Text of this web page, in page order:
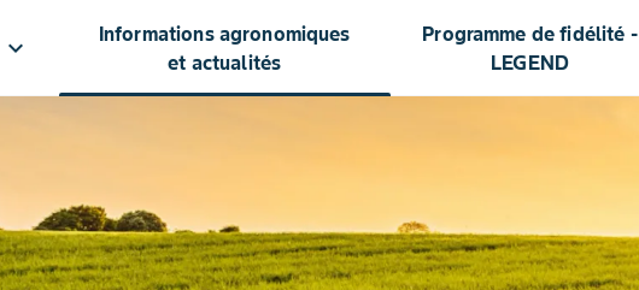
keyboard_arrow_down
Informations agronomiques
et actualités
Programme de fidélité -
LEGEND